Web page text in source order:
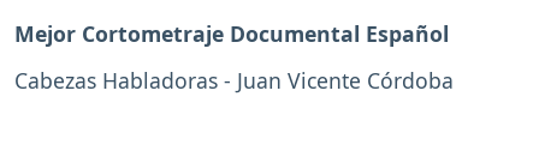
Mejor Cortometraje Documental Español
Cabezas Habladoras - Juan Vicente Córdoba